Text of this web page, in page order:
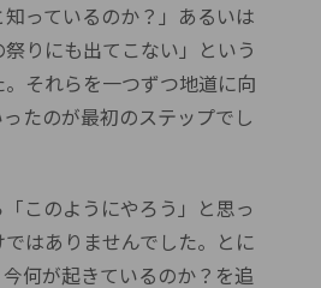
っているのか？」あるいは
りにも出てこない」という
それらを一つずつ地道に向
たのが最初のステップでし
このようにやろう」と思っ
はありませんでした。とに
何が起きているのか？を追